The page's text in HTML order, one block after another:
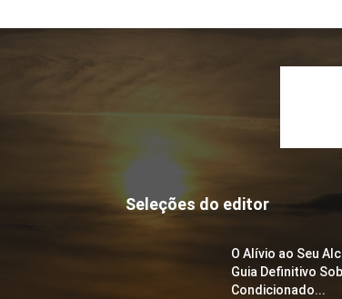
Seleções do editor
O Alívio ao Seu
Guia Definitivo
Condicionado...